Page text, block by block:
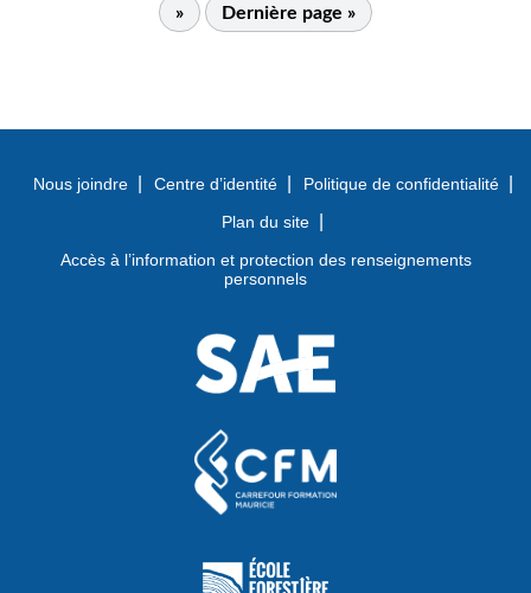
» Dernière page »
Nous joindre Centre d’identité
Politique de confidentialité
Plan du site
Accès à l’information et protection des renseignements
personnels